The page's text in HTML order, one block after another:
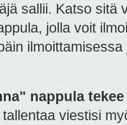
sallii. Katso sitä
jolla voit
nappula
viestisi